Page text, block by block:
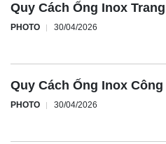
Quy Cách Ống Inox
PHOTO 30/04/2026
Quy Cách Ống Inox
PHOTO 30/04/2026